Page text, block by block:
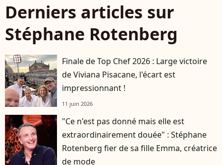
Derniers articles sur
Stéphane Rotenberg
Finale de Top Chef 2026 : Large victoire
de Viviana Pisacane, l'écart est
impressionnant !
11 juin 2026
"Ce n'est pas donné mais elle est
extraordinairement douée" : Stéphane
Rotenberg fier de sa fille Emma, créatrice
de mode